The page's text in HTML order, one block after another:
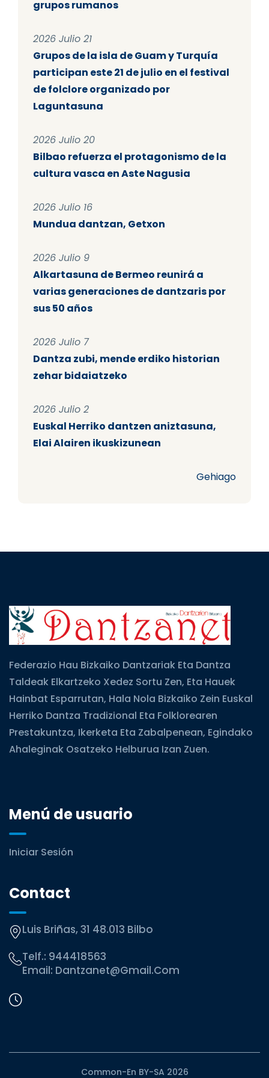
grupos rumanos
2026 Julio 21
Grupos de la isla de Guam y Turquía
participan este 21 de julio en el festival
de folclore organizado por
Laguntasuna
2026 Julio 20
Bilbao refuerza el protagonismo de la
cultura vasca en Aste Nagusia
2026 Julio 16
Mundua dantzan, Getxon
2026 Julio 9
Alkartasuna de Bermeo reunirá a
varias generaciones de dantzaris por
sus 50 años
2026 Julio 7
Dantza zubi, mende erdiko historian
zehar bidaiatzeko
2026 Julio 2
Euskal Herriko dantzen aniztasuna,
Elai Alairen ikuskizunean
Gehiago
Federazio Hau Bizkaiko Dantzariak Eta Dantza
Taldeak Elkartzeko Xedez Sortu Zen, Eta Hauek
Hainbat Esparrutan, Hala Nola Bizkaiko Zein Euskal
Herriko Dantza Tradizional Eta Folklorearen
Prestakuntza, Ikerketa Eta Zabalpenean, Egindako
Ahaleginak Osatzeko Helburua Izan Zuen.
Menú de usuario
Iniciar Sesión
Contact
Luis Briñas, 31 48.013 Bilbo
Telf.: 944418563
Email: Dantzanet@gmail.com
Common-En BY-SA 2026